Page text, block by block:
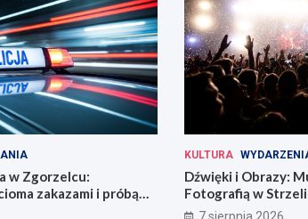
w Zgorzelcu:
zakazami i próbą
KULTURA
Dźwięki i Obrazy:
Fotografią w
7 sierpnia 2026